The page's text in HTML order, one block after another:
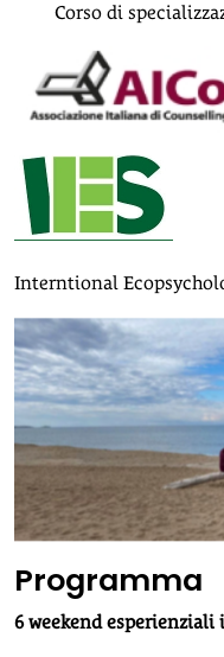
Corso di
Interntional
Programma
6 weekend esperienziali